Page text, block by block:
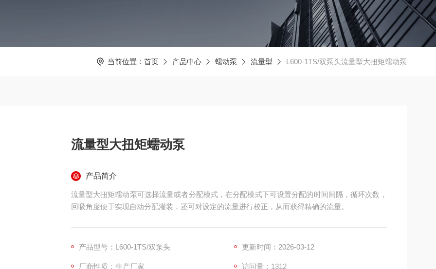
当前位置： 首页 产品中心 蠕动泵 流量型 L600-1TS/双泵头流量型大扭矩蠕动泵
流量型大扭矩蠕动泵
产品简介
流量型大扭矩蠕动泵可选择流量或者分配模式，在分配模式下可设置分配的时间间隔，循环次数，
回吸角度便于实现自动分配灌装，还可对设定的流量进行校正，从而获得精确的流量。
产品型号：L600-1TS/双泵头 更新时间：2026-03-12
厂商性质：生产厂家 访问量：1312